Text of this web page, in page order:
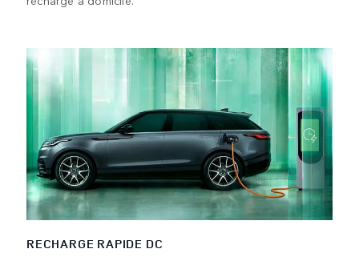
RECHARGE RAPIDE DC